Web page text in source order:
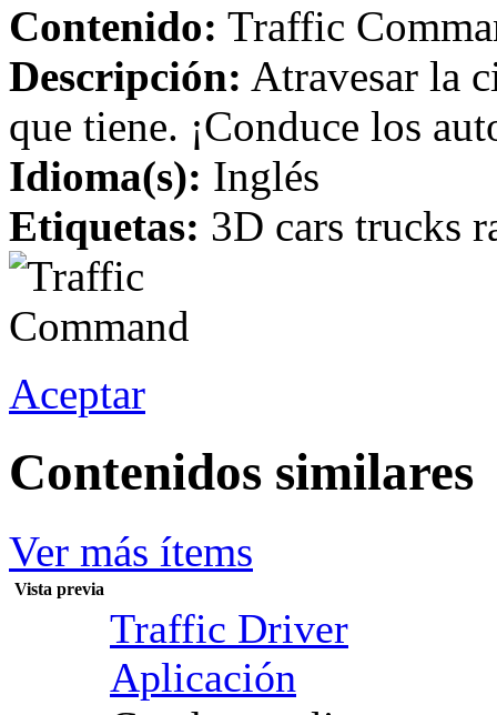
Contenido: Traffic
Descripción: Atravesar la
que tiene. ¡Conduce los
Idioma(s): Inglés
Etiquetas: 3D cars trucks
Aceptar
Contenidos similares
Ver más ítems
Vista previa
Traffic Driver
Aplicación